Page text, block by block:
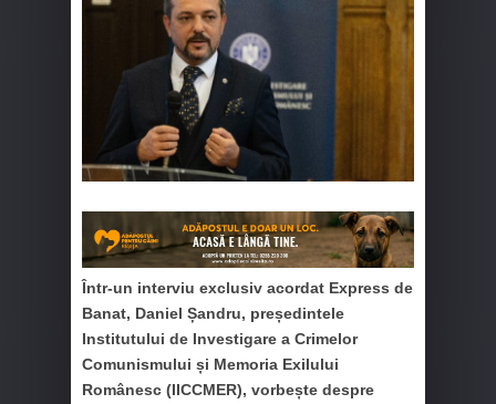
Într-un interviu exclusiv acordat Express de
Banat, Daniel Șandru, președintele
Institutului de Investigare a Crimelor
Comunismului și Memoria Exilului
Românesc (IICCMER), vorbește despre